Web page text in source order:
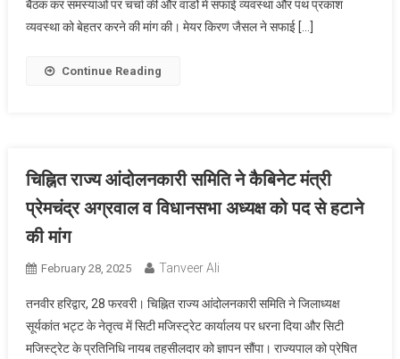
बैठक कर समस्याओं पर चर्चा की और वार्डो में सफाई व्यवस्था और पथ प्रकाश
व्यवस्था को बेहतर करने की मांग की। मेयर किरण जैसल ने सफाई […]
Continue Reading
चिह्नित राज्य आंदोलनकारी समिति ने कैबिनेट मंत्री
प्रेमचंद्र अग्रवाल व विधानसभा अध्यक्ष को पद से हटाने
की मांग
February 28, 2025 Tanveer Ali
तनवीर हरिद्वार, 28 फरवरी। चिह्नित राज्य आंदोलनकारी समिति ने जिलाध्यक्ष
सूर्यकांत भट्ट के नेतृत्व में सिटी मजिस्ट्रेट कार्यालय पर धरना दिया और सिटी
मजिस्ट्रेट के प्रतिनिधि नायब तहसीलदार को ज्ञापन सौंपा। राज्यपाल को प्रेषित